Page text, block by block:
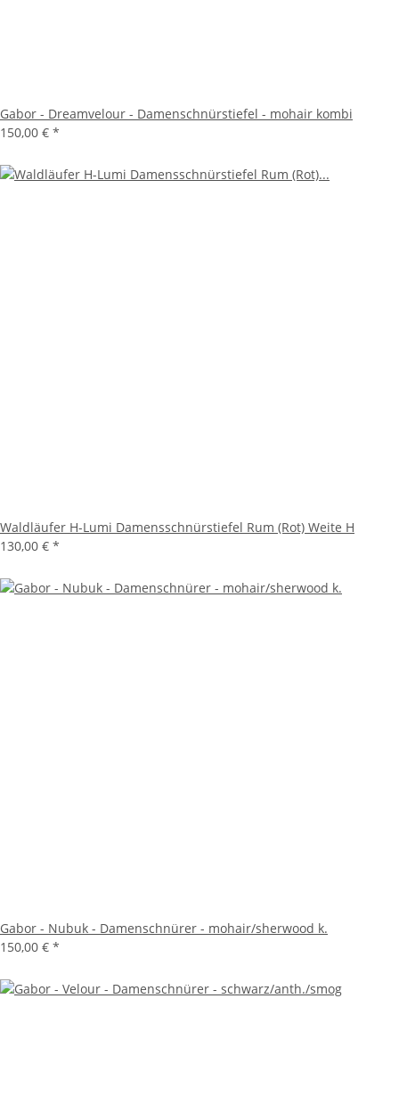
Gabor - Dreamvelour - Damenschnürstiefel - mohair kombi
150,00 € *
Waldläufer H-Lumi Damensschnürstiefel Rum (Rot) Weite H
130,00 € *
Gabor - Nubuk - Damenschnürer - mohair/sherwood k.
150,00 € *